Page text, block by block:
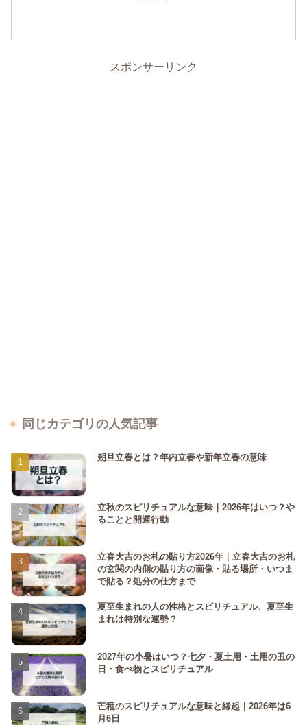
スポンサーリンク
同じカテゴリの人気記事
朔旦立春とは？年内立春や新年立春の意味
立秋のスピリチュアルな意味｜2026年はいつ？や
ることと開運行動
立春大吉のお札の貼り方2026年｜立春大吉のお札
の玄関の内側の貼り方の画像・貼る場所・いつま
で貼る？処分の仕方まで
夏至生まれの人の性格とスピリチュアル、夏至生
まれは特別な運勢？
2027年の小暑はいつ？七夕・夏土用・土用の丑の
日・食べ物とスピリチュアル
芒種のスピリチュアルな意味と縁起｜2026年は6
月6日